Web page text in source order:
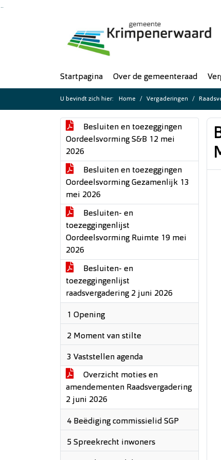
Startpagina Over de gemeenteraad
U bevindt zich hier: Home Vergaderingen
Besluiten en toezeggingen
Oordeelsvorming S&B 12 mei
2026
Besluiten en toezeggingen
Oordeelsvorming Gezamenlijk 13
mei 2026
Besluiten- en
toezeggingenlijst
Oordeelsvorming Ruimte 19 mei
2026
Besluiten- en
toezeggingenlijst
raadsvergadering 2 juni 2026
1 Opening
2 Moment van stilte
3 Vaststellen agenda
Overzicht moties en
amendementen Raadsvergadering
2 juni 2026
4 Beëdiging commissielid SGP
5 Spreekrecht inwoners